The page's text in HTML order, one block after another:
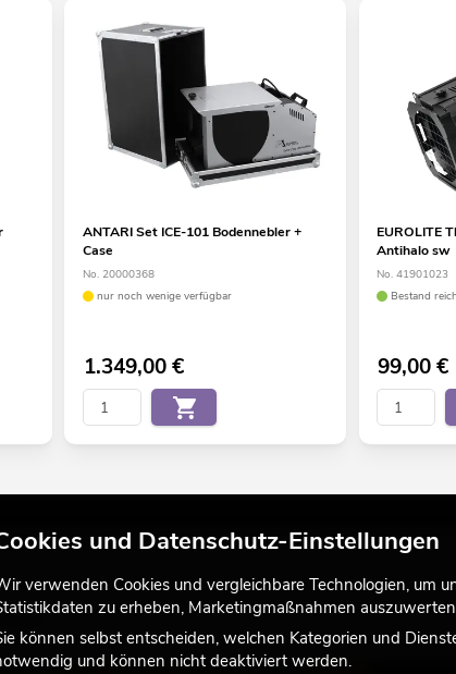
ANTARI Set ICE-101 Bodennebler +
Case
No. 20000368
nur noch wenige verfügbar
1.349,00€
EUROLITE
Antihalo sw
No. 41901023
Bestand
99,00€
und Datenschutz-Einstellungen
verwenden Cookies und vergleichbare Technologien, um
zu erheben, Marketingmaßnahmen
können selbst entscheiden, welchen Kategorien und
und können nicht deaktiviert werden.